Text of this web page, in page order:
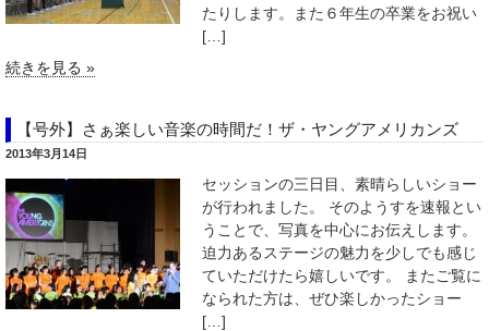
たりします。また６年生の卒業をお祝い
[…]
続きを見る »
【号外】さぁ楽しい音楽の時間だ！ザ・ヤングアメリカンズ
2013年3月14日
セッションの三日目、素晴らしいショー
が行われました。 そのようすを速報とい
うことで、写真を中心にお伝えします。
迫力あるステージの魅力を少しでも感じ
ていただけたら嬉しいです。 またご覧に
なられた方は、ぜひ楽しかったショー
[…]